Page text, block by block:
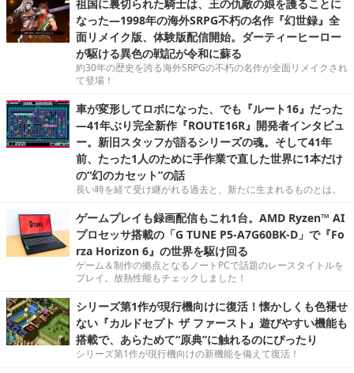
祖国に裏切られた騎士は、王の仇敵の娘を護ることに
なった―1998年の海外SRPG不朽の名作『幻世録』全
面リメイク版、体験版配信開始。ダーティーヒーロー
が駆ける異色の戦記が令和に蘇る
約30年の歴史を誇る海外SRPGの不朽の名作が全面リメイクされ
て登場！
車が変形してロボになった、でも『ルート16』だった
―41年ぶり完全新作『ROUTE16R』開発者インタビュ
ー。新旧スタッフが語るシリーズの魂。そして41年
前、たった1人のために手作業で直した世界に1本だけ
の“幻のカセット”の話
長い時を経て受け継がれる過去と、新たに生まれるものとは。
ゲームプレイも録画配信もこれ1台。AMD Ryzen™ AI
プロセッサ搭載の「G TUNE P5-A7G60BK-D」で『Fo
rza Horizon 6』の世界を駆け回る
ゲーム＆制作の拠点となるノートPCで話題のレースタイトルを
プレイ。放熱性能もチェックしました！
シリーズ第1作が現行機向けに復活！懐かしくも色褪せ
ない『カルドセプト ザ ファースト』遊びやすい機能も
搭載で、あらためて“原典”に触れるのにぴったり
シリーズ第1作が現行機向けの新機能を備えて復活！